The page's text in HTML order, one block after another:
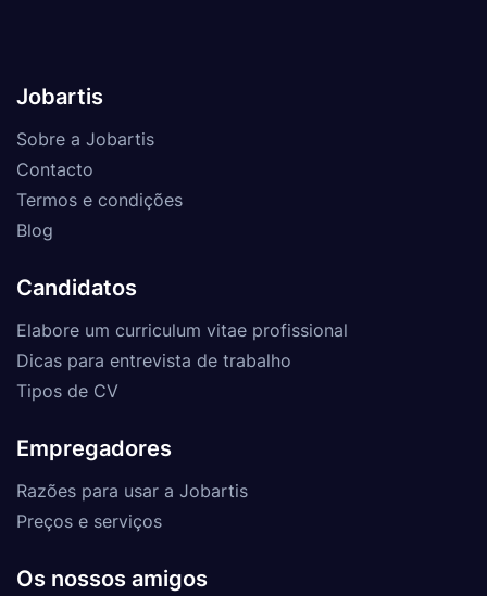
Jobartis
Sobre a Jobartis
Contacto
Termos e condições
Blog
Candidatos
Elabore um curriculum vitae profissional
Dicas para entrevista de trabalho
Tipos de CV
Empregadores
Razões para usar a Jobartis
Preços e serviços
Os nossos amigos